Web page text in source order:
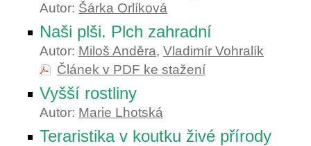
Autor: Šárka Orlíková
Naši plši. Plch zahradní
Autor: Miloš Anděra, Vladimír Vohralík
Článek v PDF ke stažení
Vyšší rostliny
Autor: Marie Lhotská
Teraristika v koutku živé přírody